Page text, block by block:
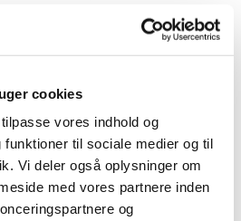
cookies
vores indhold og
til sociale medier og til
Vi deler også oplysninger om
med vores partnere inden
og
er du blevet skilt. Måske
du tale med en præst, hvis du
det, vi i kirken kalder sjælesorg.
omsorg for sjælen. Og man
i alle tænkelige situationer i